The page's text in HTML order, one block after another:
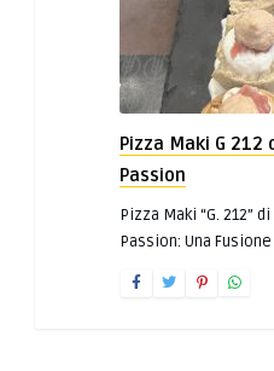
Pizza Maki G 212
Passion
Pizza Maki “G. 212”
Passion: Una Fusione